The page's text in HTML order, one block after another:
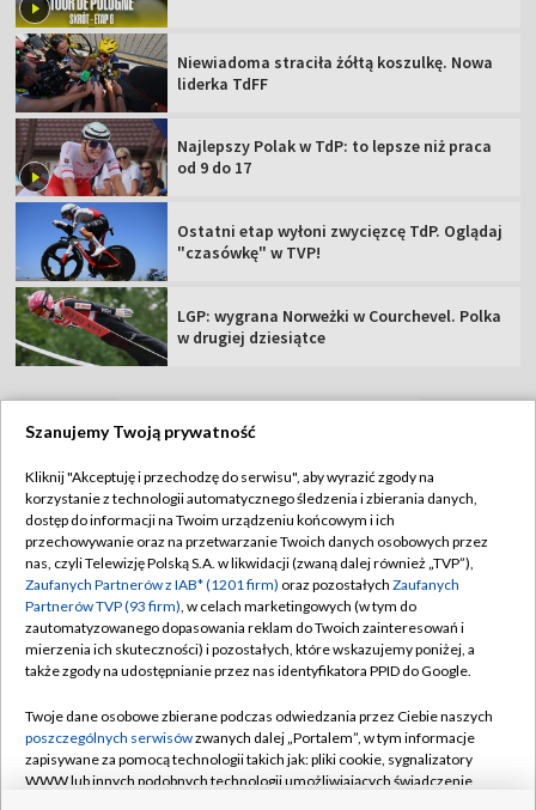
Niewiadoma straciła żółtą koszulkę. Nowa
liderka TdFF
Najlepszy Polak w TdP: to lepsze niż praca
od 9 do 17
Ostatni etap wyłoni zwycięzcę TdP. Oglądaj
"czasówkę" w TVP!
LGP: wygrana Norweżki w Courchevel. Polka
w drugiej dziesiątce
Abonament TVP
Sklep TVP
Biuro Reklamy
Oferta Handlowa
Telegazeta ogłoszenia
Rada Programowa
Ogłoszenia przetargowe
Regulamin TVP
Polityka prywatności
Moje zgody
Biuro reklamy
Kontakt
Kanały
©2026 Telewizja Polska Spółka Akcyjna w likwidacji
Szanujemy Twoją prywatność
Kliknij "Akceptuję i przechodzę do serwisu", aby wyrazić zgody na
korzystanie z technologii automatycznego śledzenia i zbierania danych,
dostęp do informacji na Twoim urządzeniu końcowym i ich
przechowywanie oraz na przetwarzanie Twoich danych osobowych przez
nas, czyli Telewizję Polską S.A. w likwidacji (zwaną dalej również „TVP”),
Zaufanych Partnerów z IAB* (1201 firm) oraz pozostałych Zaufanych
Partnerów TVP (93 firm), w celach marketingowych (w tym do
zautomatyzowanego dopasowania reklam do Twoich zainteresowań i
mierzenia ich skuteczności) i pozostałych, które wskazujemy poniżej, a
także zgody na udostępnianie przez nas identyfikatora PPID do Google.
Twoje dane osobowe zbierane podczas odwiedzania przez Ciebie naszych
poszczególnych serwisówzwanych dalej „Portalem”, w tym informacje
zapisywane za pomocą technologii takich jak: pliki cookie, sygnalizatory
WWW lub innych podobnych technologii umożliwiających świadczenie